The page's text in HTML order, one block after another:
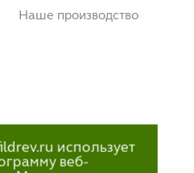
Наше производство
использует
веб-